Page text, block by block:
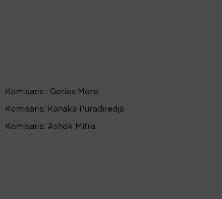
Komisaris : Gories Mere.
Komisaris: Kanaka Puradiredja
Komisaris: Ashok Mitra.